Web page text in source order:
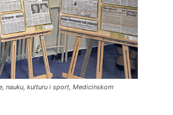
nauku, kulturu i sport, Medicinskom